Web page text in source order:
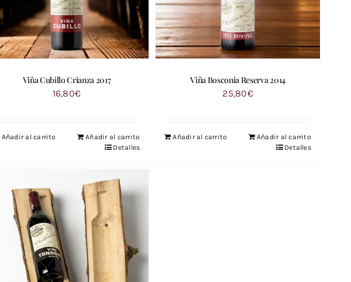
Viña Cubillo Crianza 2017
16,80€
Añadir al carrito
Añadir al carrito
Detalles
Viña Bosconia Reserva 2014
25,80€
Añadir al carrito
Añadir al carrito
Detalles